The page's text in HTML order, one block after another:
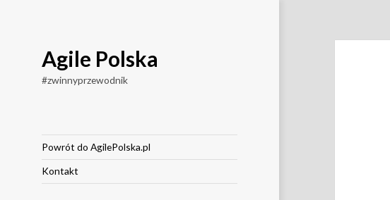
Agile Polska
#zwinnyprzewodnik
Powrót do AgilePolska.pl
Kontakt